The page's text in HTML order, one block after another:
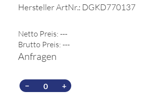
Hersteller ArtNr.: DGKD770137
Netto Preis: ---
Brutto Preis: ---
Anfragen
− +